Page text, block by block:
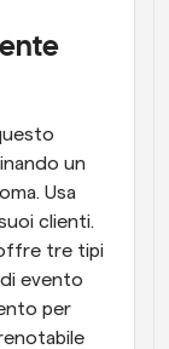
un
Usa
clienti.
tre tipi
evento
per